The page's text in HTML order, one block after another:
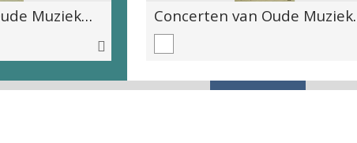
Concerten van Oude Muziek 1961, Januari Leonardt Consort. Concerten van